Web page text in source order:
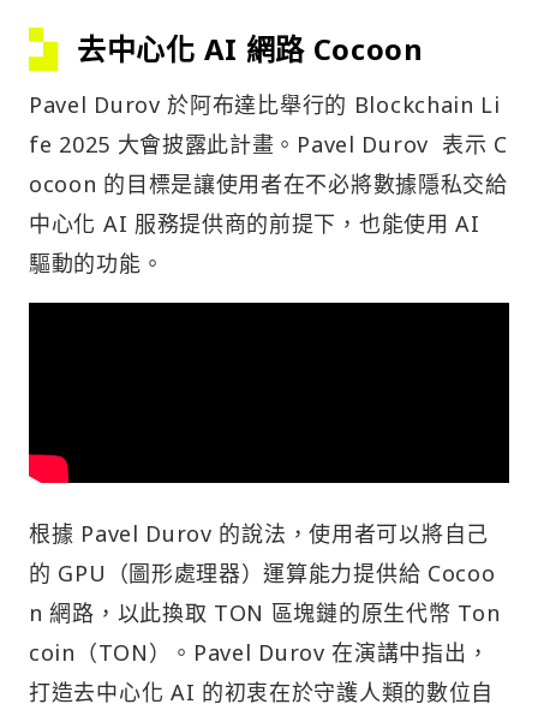
去中心化 AI 網路 Cocoon
Pavel Durov 於阿布達比舉行的 Blockchain Li
fe 2025 大會披露此計畫。Pavel Durov 表示 C
ocoon 的目標是讓使用者在不必將數據隱私交給
中心化 AI 服務提供商的前提下，也能使用 AI
驅動的功能。
根據 Pavel Durov 的說法，使用者可以將自己
的 GPU（圖形處理器）運算能力提供給 Cocoo
n 網路，以此換取 TON 區塊鏈的原生代幣 Ton
coin（TON）。Pavel Durov 在演講中指出，
打造去中心化 AI 的初衷在於守護人類的數位自